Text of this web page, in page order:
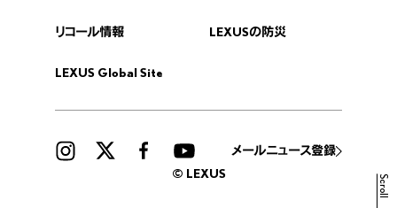
Scroll
リコール情報 LEXUSの防災
LEXUS Global Site
メールニュース登録
© LEXUS